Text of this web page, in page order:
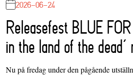
2026-06-24
Releasefest BLUE
in the land of the dead’
Nu på fredag under den pågående